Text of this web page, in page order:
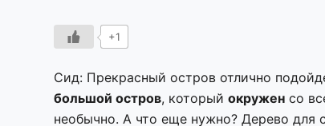
+1
Сид: Прекрасный остров отлично
большой остров, которыйокружен со
необычно. А что еще нужно? Дерево для